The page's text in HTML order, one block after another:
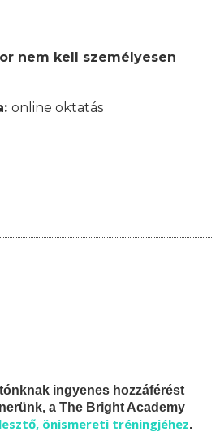
nem kell személyesen
online oktatás
ingyenes hozzáférést
a The Bright Academy
önismereti tréningjéhez.